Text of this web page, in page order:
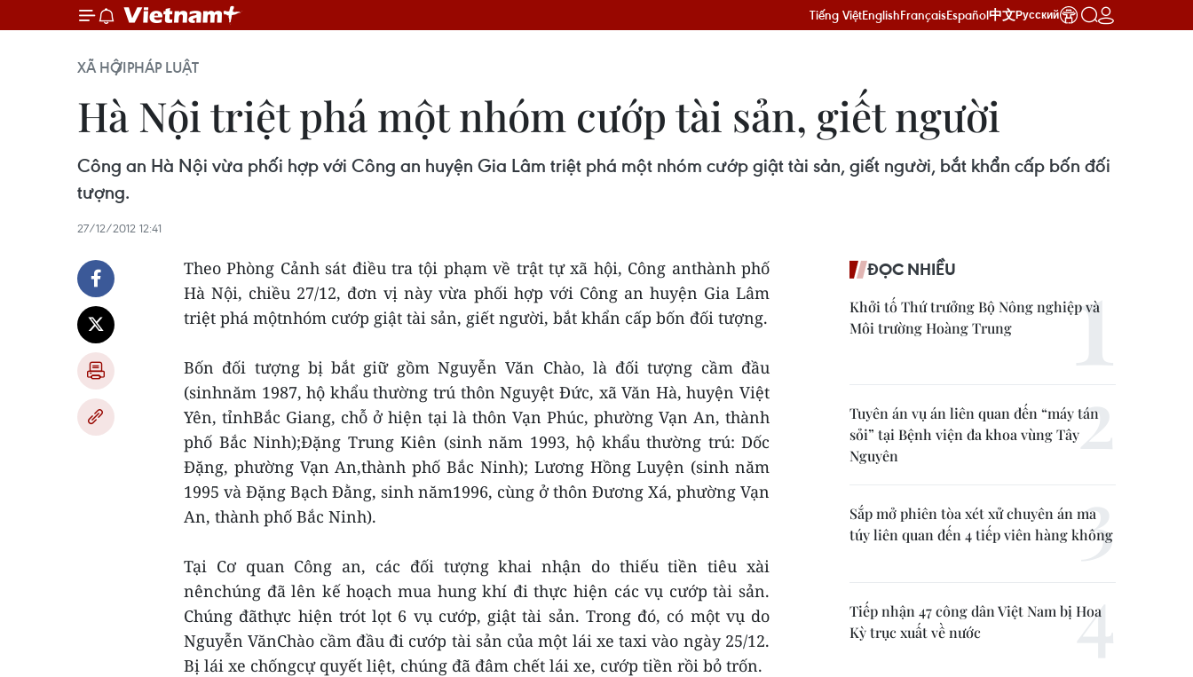
Tiếng ViệtEnglishFrançaisEspañol中文Русский
XÃ HỘIPHÁP LUẬT
Hà Nội triệt phá một nhóm cướp tài sản, giết người
Công an Hà Nội vừa phối hợp với Công an huyện Gia Lâm triệt phá một nhóm cướp giật tài sản, giết người, bắt khẩn cấp bốn đối
tượng.
27/12/2012 12:41
Theo Phòng Cảnh sát điều tra tội phạm về trật tự xã hội, Công anthành phố
Hà Nội, chiều 27/12, đơn vị này vừa phối hợp với Công an huyện Gia Lâm
triệt phá mộtnhóm cướp giật tài sản, giết người, bắt khẩn cấp bốn đối tượng.
Bốn đối tượng bị bắt giữ gồm Nguyễn Văn Chào, là đối tượng cầm đầu
(sinhnăm 1987, hộ khẩu thường trú thôn Nguyệt Đức, xã Văn Hà, huyện Việt
Yên, tỉnhBắc Giang, chỗ ở hiện tại là thôn Vạn Phúc, phường Vạn An, thành
phố Bắc Ninh);Đặng Trung Kiên (sinh năm 1993, hộ khẩu thường trú: Dốc
Đặng, phường Vạn An,thành phố Bắc Ninh); Lương Hồng Luyện (sinh năm
1995 và Đặng Bạch Đằng, sinh năm1996, cùng ở thôn Đương Xá, phường Vạn
An, thành phố Bắc Ninh).
Tại Cơ quan Công an, các đối tượng khai nhận do thiếu tiền tiêu xài
nênchúng đã lên kế hoạch mua hung khí đi thực hiện các vụ cướp tài sản.
Chúng đãthực hiện trót lọt 6 vụ cướp, giật tài sản. Trong đó, có một vụ do
Nguyễn VănChào cầm đầu đi cướp tài sản của một lái xe taxi vào ngày 25/12.
Bị lái xe chốngcự quyết liệt, chúng đã đâm chết lái xe, cướp tiền rồi bỏ trốn.
ĐỌC NHIỀU
Khởi tố Thứ trưởng Bộ Nông nghiệp và
Môi trường Hoàng Trung
Tuyên án vụ án liên quan đến “máy tán
sỏi” tại Bệnh viện đa khoa vùng Tây
Nguyên
Sắp mở phiên tòa xét xử chuyên án ma
túy liên quan đến 4 tiếp viên hàng không
Tiếp nhận 47 công dân Việt Nam bị Hoa
Kỳ trục xuất về nước